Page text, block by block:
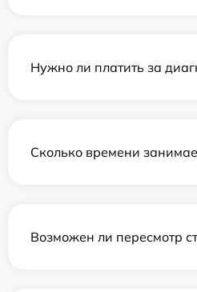
Нужно ли платить за
Сколько времени
Возможен ли пересмотр